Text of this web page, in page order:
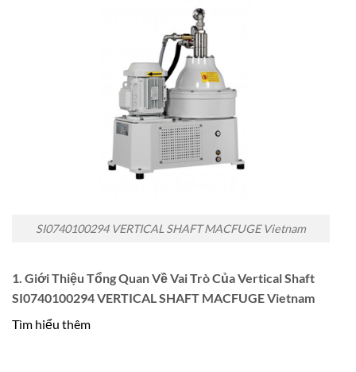
SI0740100294 VERTICAL SHAFT MACFUGE Vietnam
1. Giới Thiệu Tổng Quan Về Vai Trò Của Vertical Shaft
SI0740100294 VERTICAL SHAFT MACFUGE Vietnam
Tìm hiểu thêm